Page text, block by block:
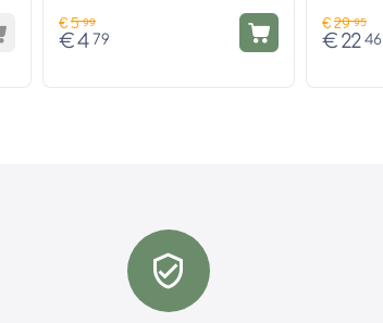
€5 99
€4 79
€29 95
€ 22 46